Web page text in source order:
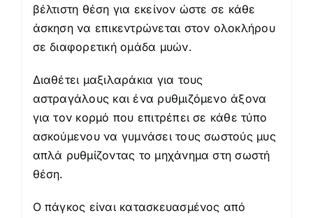
βέλτιστη θέση για εκείνον ώστε σε κάθε
άσκηση να επικεντρώνεται στον ολοκλήρου
σε διαφορετική ομάδα μυών.
Διαθέτει μαξιλαράκια για τους
αστραγάλους και ένα ρυθμιζόμενο άξονα
για τον κορμό που επιτρέπει σε κάθε τύπο
ασκούμενου να γυμνάσει τους σωστούς μυς
απλά ρυθμίζοντας το μηχάνημα στη σωστή
θέση.
Ο πάγκος είναι κατασκευασμένος από